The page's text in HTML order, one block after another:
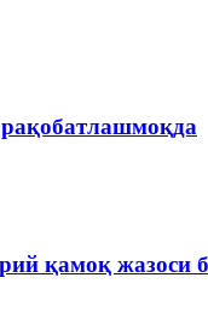
рақобатлашмоқда
қамоқ жазоси